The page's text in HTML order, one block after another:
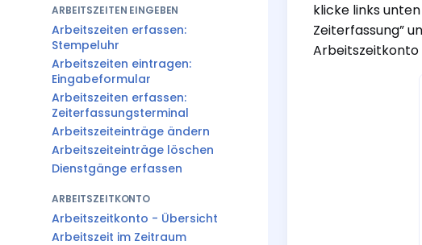
ARBEITSZEITEN EINGEBEN
Arbeitszeiten erfassen:
Stempeluhr
Arbeitszeiten eintragen:
Eingabeformular
Arbeitszeiten erfassen:
Zeiterfassungsterminal
Arbeitszeiteinträge ändern
Arbeitszeiteinträge löschen
Dienstgänge erfassen
ARBEITSZEITKONTO
Arbeitszeitkonto - Übersicht
Arbeitszeit im Zeitraum
klicke links
Zeiterfassung”
Arbeitszeitkonto